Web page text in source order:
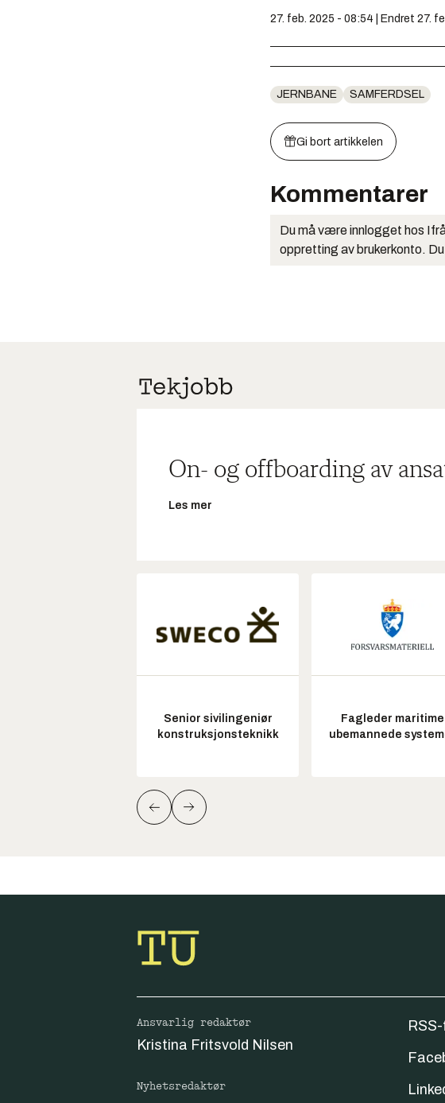
27. feb. 2025 - 08:54 | Endret 27.
JERNBANE SAMFERDSEL
Gi bort artikkelen
Kommentarer
Du må være innlogget hos
oppretting av brukerkonto.
On- og offboarding av
Les mer
Senior sivilingeniør
konstruksjonsteknikk
Fagleder maritime
ubemannede
Ansvarlig redaktør
Kristina Fritsvold Nilsen
Nyhetsredaktør